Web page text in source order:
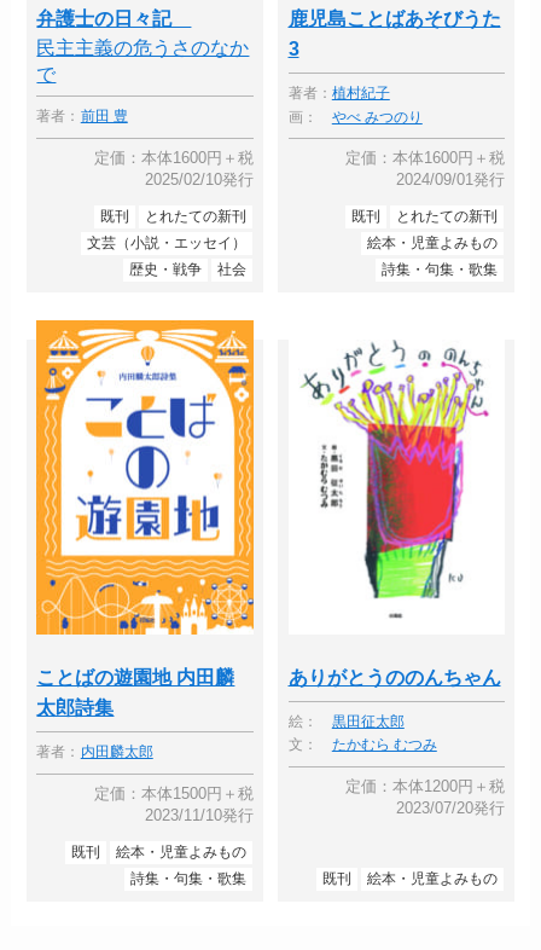
弁護士の日々記
民主主義の危うさのなか
で
著者： 前田 豊
定価：本体1600円＋税
2025/02/10発行
既刊
とれたての新刊
文芸（小説・エッセイ）
歴史・戦争
社会
鹿児島ことばあそびうた
3
著者： 植村紀子
画：
やべ みつのり
定価：本体1600円＋税
2024/09/01発行
既刊
とれたての新刊
絵本・児童よみもの
詩集・句集・歌集
ことばの遊園地 内田麟
太郎詩集
著者： 内田麟太郎
定価：本体1500円＋税
2023/11/10発行
既刊
絵本・児童よみもの
詩集・句集・歌集
ありがとうののんちゃん
絵：
黒田征太郎
文：
たかむら むつみ
定価：本体1200円＋税
2023/07/20発行
既刊 絵本・児童よみもの